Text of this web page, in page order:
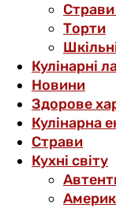
Торти
Кулінарні
Новини
Здорове
Кулінарна
Страви
Кухні світу